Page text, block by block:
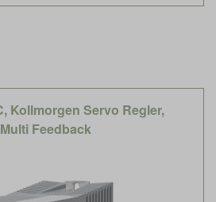
Kollmorgen Servo Regler,
Feedback